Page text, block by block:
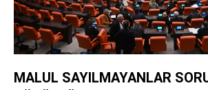
MALUL SAYILMAYANLAR